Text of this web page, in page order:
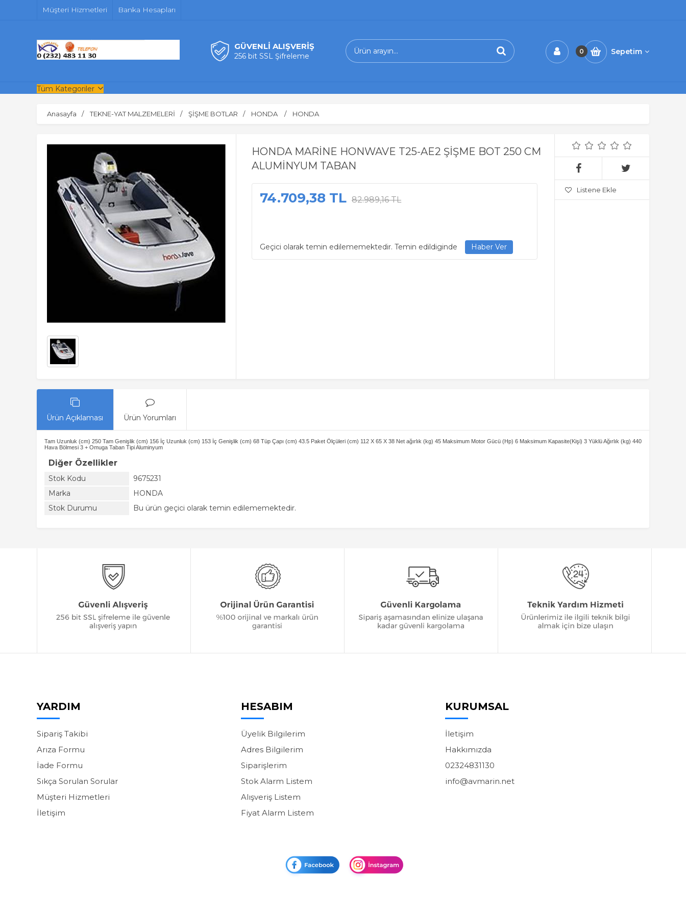
Müşteri Hizmetleri Banka Hesapları
GÜVENLİ ALIŞVERİŞ
256 bit SSL Şifreleme
0 Sepetim
Tüm Kategoriler
Anasayfa TEKNE-YAT MALZEMELERİ ŞİŞME BOTLAR HONDA HONDA
HONDA MARİNE HONWAVE T25-AE2 ŞİŞME BOT 250 CM
ALUMİNYUM TABAN
74.709,38 TL 82.989,16 TL
Geçici olarak temin edilememektedir. Temin edildiginde
Listene Ekle
Ürün Açıklaması Ürün Yorumları
Tam Uzunluk (cm) 250 Tam Genişlik (cm) 156 İç Uzunluk (cm) 153 İç Genişlik (cm) 68 Tüp Çapı (cm) 43.5 Paket Ölçüleri (cm) 112 X 65 X 38 Net ağırlık (kg) 45 Maksimum Motor Gücü (Hp) 6 Maksimum Kapasite(Kişi) 3 Yüklü Ağırlık (kg) 440
Hava Bölmesi 3 + Omuga Taban Tipi Aluminyum
Diğer Özellikler
Stok Kodu
9675231
Marka
HONDA
Stok Durumu
Bu ürün geçici olarak temin edilememektedir.
YARDIM
Sipariş Takibi
Arıza Formu
İade Formu
Sıkça Sorulan Sorular
Müşteri Hizmetleri
İletişim
HESABIM
Üyelik Bilgilerim
Adres Bilgilerim
Siparişlerim
Stok Alarm Listem
Alışveriş Listem
Fiyat Alarm Listem
KURUMSAL
İletişim
Hakkımızda
02324831130
info@avmarin.net